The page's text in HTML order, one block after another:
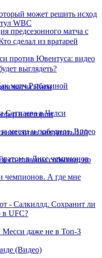
может решить исход
WBC
сделал из вратарей
выглядеть?
матча Лиги
в истории
готов заплатить 120
со-главном событии, но
предсезонного матча с
против Ювентуса: видео
матч Рыбакиной
Сатпаева в Челси
месяц и победила. Видео
в Лиге чемпионов
чемпионов. А где мне
- Салкиллд. Сохранит ли
в UFC?
Месси даже не в Топ-3
(Видео)